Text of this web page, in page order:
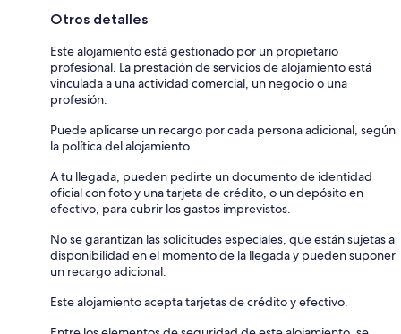
Otros detalles
Este alojamiento está gestionado por un propietario
profesional. La prestación de servicios de alojamiento está
vinculada a una actividad comercial, un negocio o una
profesión.
Puede aplicarse un recargo por cada persona adicional, según
la política del alojamiento.
A tu llegada, pueden pedirte un documento de identidad
oficial con foto y una tarjeta de crédito, o un depósito en
efectivo, para cubrir los gastos imprevistos.
No se garantizan las solicitudes especiales, que están sujetas a
disponibilidad en el momento de la llegada y pueden suponer
un recargo adicional.
Este alojamiento acepta tarjetas de crédito y efectivo.